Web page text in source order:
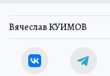
Вячеслав КУИМОВ